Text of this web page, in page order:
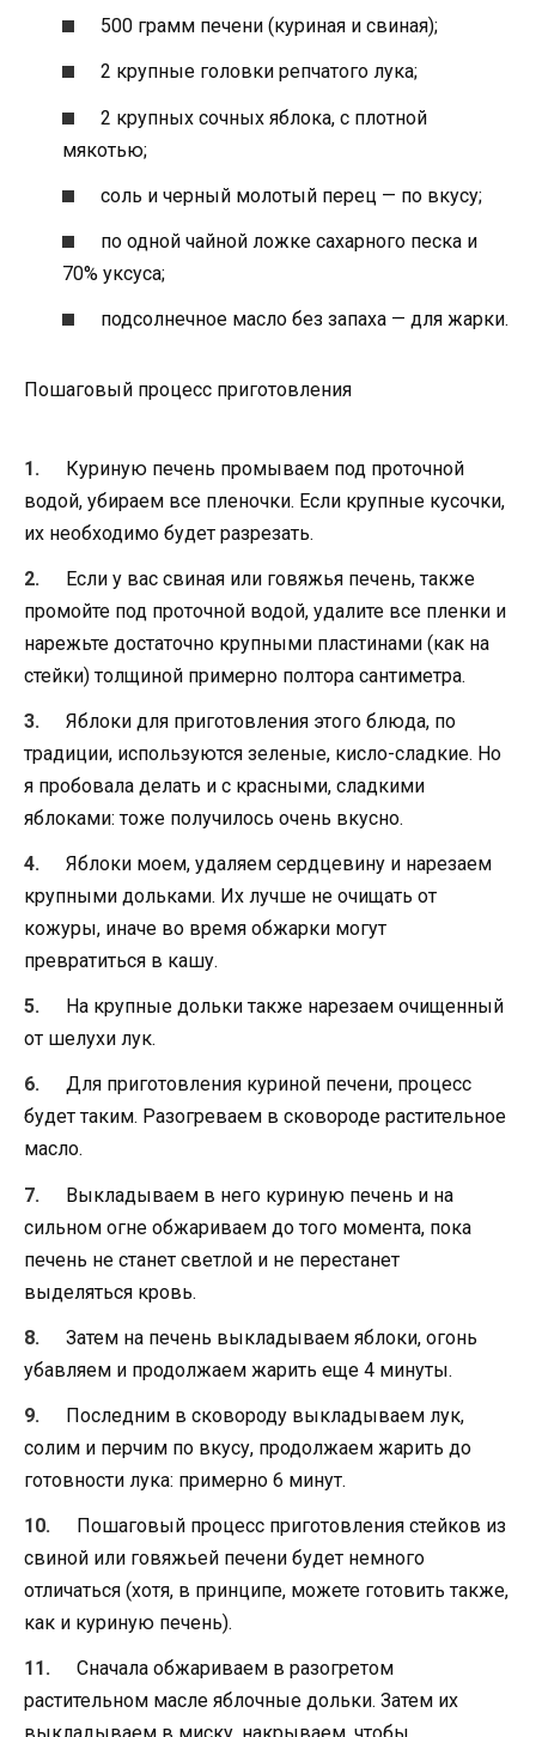
500 грамм печени (куриная и свиная);
2 крупные головки репчатого лука;
2 крупных сочных яблока, с плотной
мякотью;
соль и черный молотый перец — по вкусу;
по одной чайной ложке сахарного песка и
70% уксуса;
подсолнечное масло без запаха — для жарки.
Пошаговый процесс приготовления
Куриную печень промываем под проточной
водой, убираем все пленочки. Если крупные кусочки,
их необходимо будет разрезать.
Если у вас свиная или говяжья печень, также
промойте под проточной водой, удалите все пленки и
нарежьте достаточно крупными пластинами (как на
стейки) толщиной примерно полтора сантиметра.
Яблоки для приготовления этого блюда, по
традиции, используются зеленые, кисло-сладкие. Но
я пробовала делать и с красными, сладкими
яблоками: тоже получилось очень вкусно.
Яблоки моем, удаляем сердцевину и нарезаем
крупными дольками. Их лучше не очищать от
кожуры, иначе во время обжарки могут
превратиться в кашу.
На крупные дольки также нарезаем очищенный
от шелухи лук.
Для приготовления куриной печени, процесс
будет таким. Разогреваем в сковороде растительное
масло.
Выкладываем в него куриную печень и на
сильном огне обжариваем до того момента, пока
печень не станет светлой и не перестанет
выделяться кровь.
Затем на печень выкладываем яблоки, огонь
убавляем и продолжаем жарить еще 4 минуты.
Последним в сковороду выкладываем лук,
солим и перчим по вкусу, продолжаем жарить до
готовности лука: примерно 6 минут.
Пошаговый процесс приготовления стейков из
свиной или говяжьей печени будет немного
отличаться (хотя, в принципе, можете готовить также,
как и куриную печень).
Сначала обжариваем в разогретом
растительном масле яблочные дольки. Затем их